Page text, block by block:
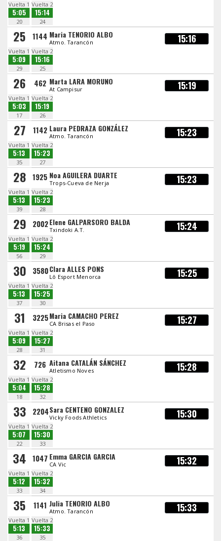
Vuelta 1
5:05
20
Vuelta 2
15:14
24
25 1144 Maria TENORIO ALBO
Atmo. Tarancón 15:16
Vuelta 1
5:09
29
Vuelta 2
15:16
25
26 462 Marta LARA MORUNO
At Campisur 15:19
Vuelta 1
5:03
17
Vuelta 2
15:19
26
27 1142 Laura PEDRAZA GONZÁLEZ
Atmo. Tarancón 15:23
Vuelta 1
5:13
35
Vuelta 2
15:23
27
28 1925 Noa AGUILERA DUARTE
Trops-Cueva de Nerja 15:23
Vuelta 1
5:13
39
Vuelta 2
15:23
28
29 2002Elene GALPARSORO BALDA
Txindoki A.T. 15:24
Vuelta 1
5:19
56
Vuelta 2
15:24
29
30 3580Clara ALLES PONS
Lô Esport Menorca 15:25
Vuelta 1
5:13
37
Vuelta 2
15:25
30
31 3225Maria CAMACHO PEREZ
CA Brisas el Paso 15:27
Vuelta 1
5:09
28
Vuelta 2
15:27
31
32 726 Aitana CATALÁN SÁNCHEZ
Atletismo Noves 15:28
Vuelta 1
5:04
18
Vuelta 2
15:28
32
33 2204Sara CENTENO GONZALEZ
Vicky Foods Athletics 15:30
Vuelta 1
5:07
22
Vuelta 2
15:30
33
34 1047 Emma GARCIA GARCIA
CA Vic 15:32
Vuelta 1
5:12
33
Vuelta 2
15:32
34
35 1141 Julia TENORIO ALBO
Atmo. Tarancón 15:33
Vuelta 1
5:13
36
Vuelta 2
15:33
35